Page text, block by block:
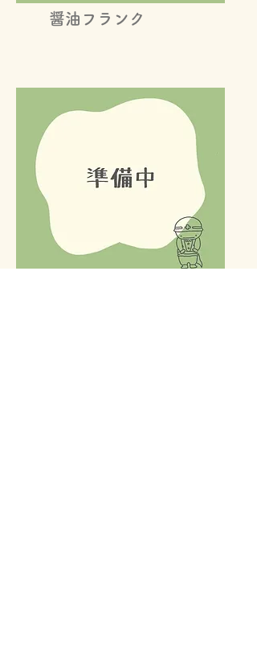
​醤油フランク